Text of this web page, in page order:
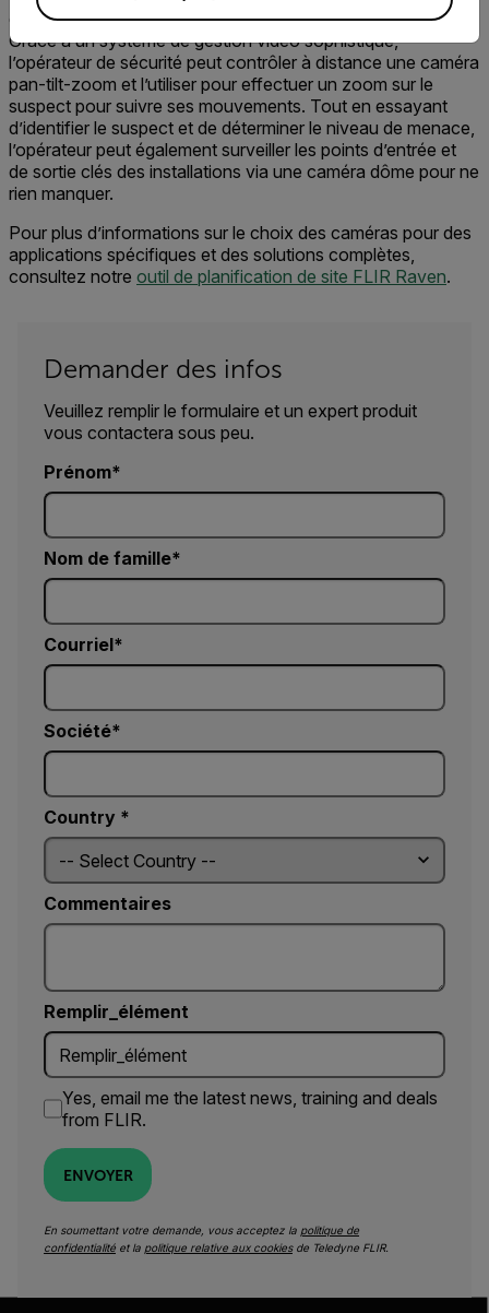
d’intrusiond’une caméra bullet sur la barrière du périmètre.
Grâce à un système de gestion vidéo sophistiqué,
l’opérateur de sécurité peut contrôler à distance une caméra
pan-tilt-zoom et l’utiliser pour effectuer un zoom sur le
suspect pour suivre ses mouvements. Tout en essayant
d’identifier le suspect et de déterminer le niveau de menace,
l’opérateur peut également surveiller les points d’entrée et
de sortie clés des installations via une caméra dôme pour ne
rien manquer.
Pour plus d’informations sur le choix des caméras pour des
applications spécifiques et des solutions complètes,
consultez notre outil de planification de site FLIR Raven.
Demander des infos
Veuillez remplir le formulaire et un expert produit
vous contactera sous peu.
Prénom
Nom de famille
Courriel
Société
Country *
Commentaires
Remplir_élément
Yes, email me the latest news, training and deals
from FLIR.
ENVOYER
En soumettant votre demande, vous acceptez la politique de
confidentialité et la politique relative aux cookiesde Teledyne FLIR.